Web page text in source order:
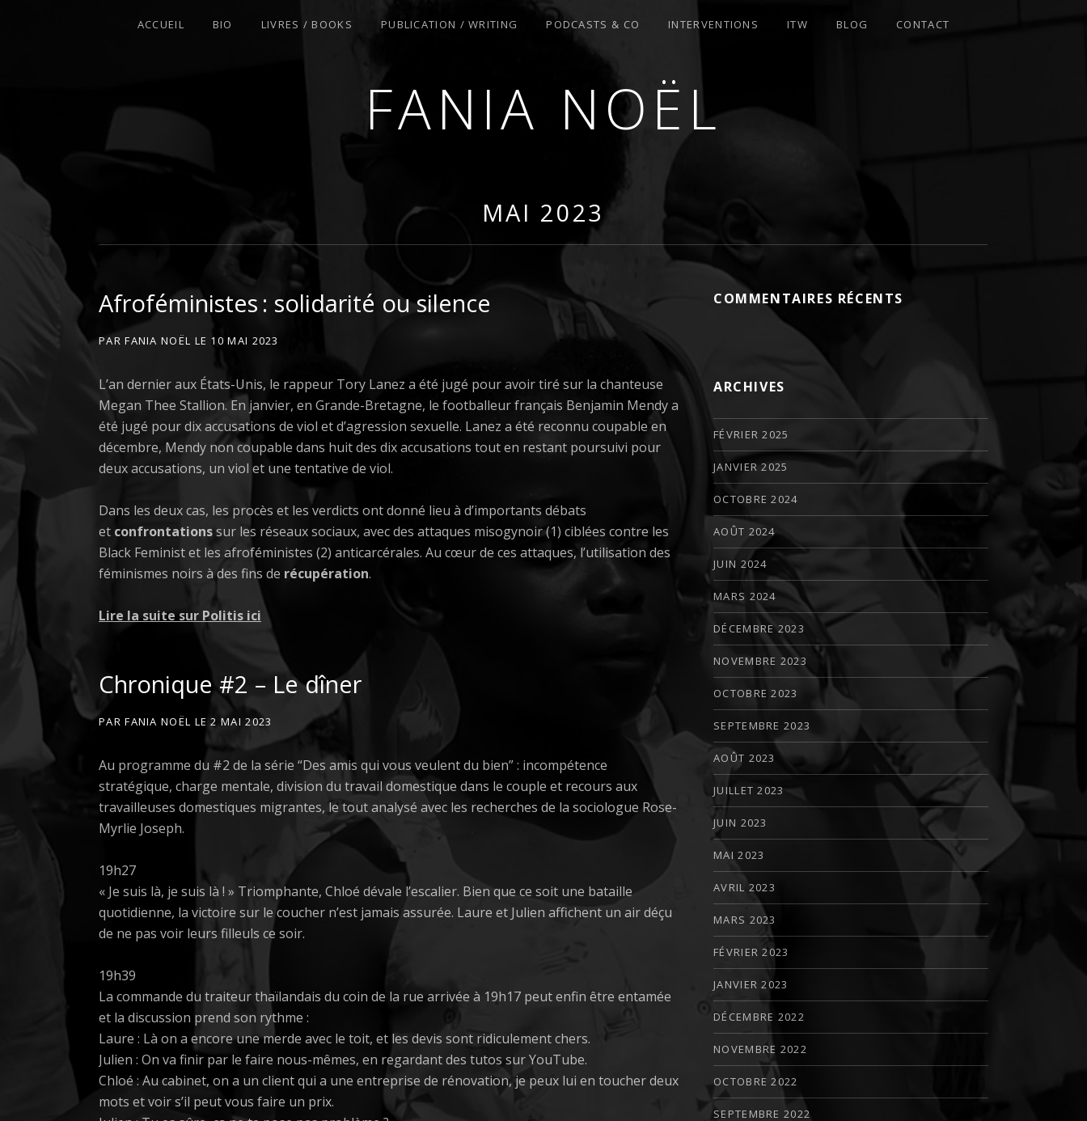
FANIA NOËL
ACCUEIL BIO LIVRES / BOOKS PUBLICATION / WRITING PODCASTS & CO INTERVENTIONS ITW BLOG CONTACT
MAI 2023
Afroféministes : solidarité ou silence
PARFANIA NOËL LE 10 MAI 2023
L’an dernier aux États-Unis, le rappeur Tory Lanez a été jugé pour avoir tiré sur la chanteuse
Megan Thee Stallion. En janvier, en Grande-Bretagne, le footballeur français Benjamin Mendy a
été jugé pour dix accusations de viol et d’agression sexuelle. Lanez a été reconnu coupable en
décembre, Mendy non coupable dans huit des dix accusations tout en restant poursuivi pour
deux accusations, un viol et une tentative de viol.
Dans les deux cas, les procès et les verdicts ont donné lieu à d’importants débats
et confrontationssur les réseaux sociaux, avec des attaques misogynoir (1) ciblées contre les
Black Feminist et les afroféministes (2) anticarcérales. Au cœur de ces attaques, l’utilisation des
féminismes noirs à des fins de récupération.
Lire la suite sur Politis ici
Chronique #2 – Le dîner
PARFANIA NOËL LE 2 MAI 2023
Au programme du #2 de la série “Des amis qui vous veulent du bien” : incompétence
stratégique, charge mentale, division du travail domestique dans le couple et recours aux
travailleuses domestiques migrantes, le tout analysé avec les recherches de la sociologue Rose-
Myrlie Joseph.
19h27
« Je suis là, je suis là ! » Triomphante, Chloé dévale l’escalier. Bien que ce soit une bataille
quotidienne, la victoire sur le coucher n’est jamais assurée. Laure et Julien affichent un air déçu
de ne pas voir leurs filleuls ce soir.
19h39
La commande du traiteur thaïlandais du coin de la rue arrivée à 19h17 peut enfin être entamée
et la discussion prend son rythme :
Laure : Là on a encore une merde avec le toit, et les devis sont ridiculement chers.
Julien : On va finir par le faire nous-mêmes, en regardant des tutos sur YouTube.
Chloé : Au cabinet, on a un client qui a une entreprise de rénovation, je peux lui en toucher deux
mots et voir s’il peut vous faire un prix.
COMMENTAIRES RÉCENTS
ARCHIVES
FÉVRIER 2025
JANVIER 2025
OCTOBRE 2024
AOÛT 2024
JUIN 2024
MARS 2024
DÉCEMBRE 2023
NOVEMBRE 2023
OCTOBRE 2023
SEPTEMBRE 2023
AOÛT 2023
JUILLET 2023
JUIN 2023
MAI 2023
AVRIL 2023
MARS 2023
FÉVRIER 2023
JANVIER 2023
DÉCEMBRE 2022
NOVEMBRE 2022
OCTOBRE 2022
SEPTEMBRE 2022